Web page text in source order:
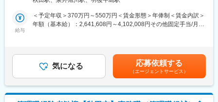
シェアを誇り、業界としてもニーズが増え続けている成長産業で
す。
スケア領域におけるITシステム導入での地域貢献を行っておりま
す。
また自社開発製品である調剤薬局向けシステム「ElixirS」は、代
理店を通じて全国の調剤薬局に導入されております。
病院や介護施設に向けて、入院・入所時に必要な衣類やタオル、
日用品などをレンタルできる「アメニティサポートシステム」を
提案する営業です。ニーズに応じて、人材派遣・紹介サービスや
献性も高く、今後の高齢化社会において成長が見込める成長産業
です。 また、病院や介護施設の業務軽減に貢献する事で、患者
様、利用者様へのサービス向上に直結する為、大変やりがいのあ
■キャリアアップについて：
給与
＜予定年収＞370万円～550万円＜賃金形態＞年俸制＜賃金内訳＞
年額（基本給）：2,641,608円～4,102,008円その他固定手当/月：
無＞有＜残業手当＞有＜給与補足＞※経験・能力・前職の給与など
を考慮するため上下する可能性があります・評価：年2回（4月・
10月/売上実績だけでなく取り組み姿勢や提案プロセスなどの定性
評価も重視）・年収例：370-480万円(主任/入社2-3年)⇒420-550
万円(係長/入社3-5年)賃金はあくまでも目安の金額であり、選考を
気になる 応募依頼する
（エージェントサービス）